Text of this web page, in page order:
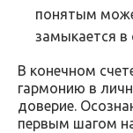
понятым
замыкается в
В конечном
гармонию в
доверие.
первым шагом